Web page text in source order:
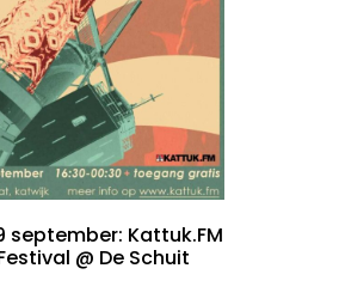
september: Kattuk.FM
@ De Schuit